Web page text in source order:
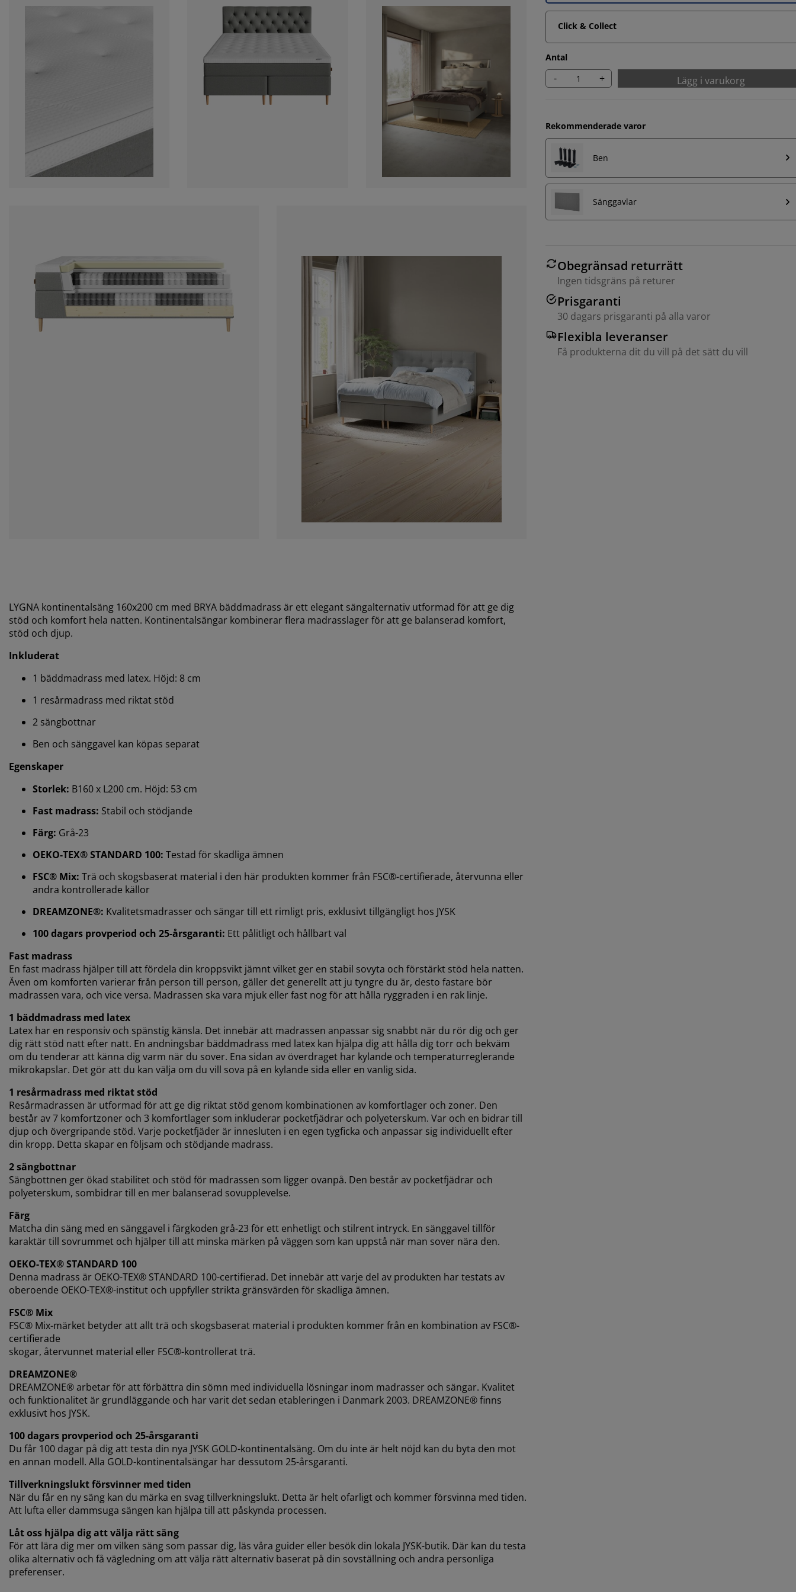
Click & Collect
Antal
- + Lägg i varukorg
Rekommenderade varor
Ben
Sänggavlar
Obegränsad returrätt
Ingen tidsgräns på returer
Prisgaranti
30 dagars prisgaranti på alla varor
Flexibla leveranser
Få produkterna dit du vill på det sätt du vill
LYGNA kontinentalsäng 160x200 cm med BRYA bäddmadrass är ett elegant sängalternativ utformad för att ge dig
stöd och komfort hela natten. Kontinentalsängar kombinerar flera madrasslager för att ge balanserad komfort,
stöd och djup.
Inkluderat
1 bäddmadrass med latex. Höjd: 8 cm
1 resårmadrass med riktat stöd
2 sängbottnar
Ben och sänggavel kan köpas separat
Egenskaper
Storlek: B160 x L200 cm. Höjd: 53 cm
Fast madrass: Stabil och stödjande
Färg: Grå-23
OEKO-TEX® STANDARD 100: Testad för skadliga ämnen
FSC® Mix: Trä och skogsbaserat material i den här produkten kommer från FSC®-certifierade, återvunna eller
andra kontrollerade källor
DREAMZONE®: Kvalitetsmadrasser och sängar till ett rimligt pris, exklusivt tillgängligt hos JYSK
100 dagars provperiod och 25-årsgaranti: Ett pålitligt och hållbart val
Fast madrass
En fast madrass hjälper till att fördela din kroppsvikt jämnt vilket ger en stabil sovyta och förstärkt stöd hela natten.
Även om komforten varierar från person till person, gäller det generellt att ju tyngre du är, desto fastare bör
madrassen vara, och vice versa. Madrassen ska vara mjuk eller fast nog för att hålla ryggraden i en rak linje.
1 bäddmadrass med latex
Latex har en responsiv och spänstig känsla. Det innebär att madrassen anpassar sig snabbt när du rör dig och ger
dig rätt stöd natt efter natt. En andningsbar bäddmadrass med latex kan hjälpa dig att hålla dig torr och bekväm
om du tenderar att känna dig varm när du sover. Ena sidan av överdraget har kylande och temperaturreglerande
mikrokapslar. Det gör att du kan välja om du vill sova på en kylande sida eller en vanlig sida.
1 resårmadrass med riktat stöd
Resårmadrassen är utformad för att ge dig riktat stöd genom kombinationen av komfortlager och zoner. Den
består av 7 komfortzoner och 3 komfortlager som inkluderar pocketfjädrar och polyeterskum. Var och en bidrar till
djup och övergripande stöd. Varje pocketfjäder är innesluten i en egen tygficka och anpassar sig individuellt efter
din kropp. Detta skapar en följsam och stödjande madrass.
2 sängbottnar
Sängbottnen ger ökad stabilitet och stöd för madrassen som ligger ovanpå. Den består av pocketfjädrar och
polyeterskum, sombidrar till en mer balanserad sovupplevelse.
Färg
Matcha din säng med en sänggavel i färgkoden grå-23 för ett enhetligt och stilrent intryck. En sänggavel tillför
karaktär till sovrummet och hjälper till att minska märken på väggen som kan uppstå när man sover nära den.
OEKO-TEX® STANDARD 100
Denna madrass är OEKO-TEX® STANDARD 100-certifierad. Det innebär att varje del av produkten har testats av
oberoende OEKO-TEX®-institut och uppfyller strikta gränsvärden för skadliga ämnen.
FSC® Mix
FSC® Mix-märket betyder att allt trä och skogsbaserat material i produkten kommer från en kombination av FSC®-
certifierade
skogar, återvunnet material eller FSC®-kontrollerat trä.
DREAMZONE®
DREAMZONE® arbetar för att förbättra din sömn med individuella lösningar inom madrasser och sängar. Kvalitet
och funktionalitet är grundläggande och har varit det sedan etableringen i Danmark 2003. DREAMZONE® finns
exklusivt hos JYSK.
100 dagars provperiod och 25-årsgaranti
Du får 100 dagar på dig att testa din nya JYSK GOLD-kontinentalsäng. Om du inte är helt nöjd kan du byta den mot
en annan modell. Alla GOLD-kontinentalsängar har dessutom 25-årsgaranti.
Tillverkningslukt försvinner med tiden
När du får en ny säng kan du märka en svag tillverkningslukt. Detta är helt ofarligt och kommer försvinna med tiden.
Att lufta eller dammsuga sängen kan hjälpa till att påskynda processen.
Låt oss hjälpa dig att välja rätt säng
För att lära dig mer om vilken säng som passar dig, läs våra guider eller besök din lokala JYSK-butik. Där kan du testa
olika alternativ och få vägledning om att välja rätt alternativ baserat på din sovställning och andra personliga
preferenser.